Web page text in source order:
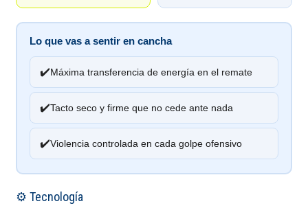
Lo que vas a sentir en cancha
✔️Máxima transferencia de energía en el remate
✔️Tacto seco y firme que no cede ante nada
✔️Violencia controlada en cada golpe ofensivo
⚙️ Tecnología